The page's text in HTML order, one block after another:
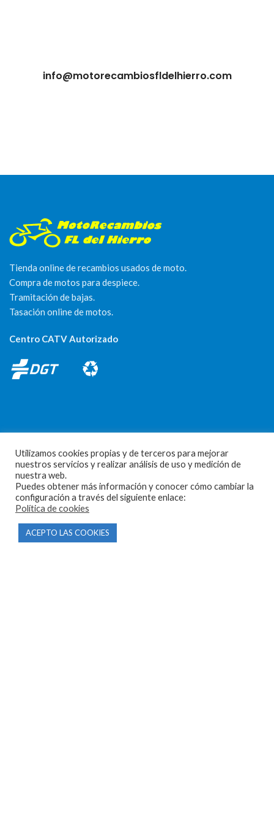
info@motorecambiosfldelhierro.com
Tienda online de recambios usados de moto.
Compra de motos para despiece.
Tramitación de bajas.
Tasación online de motos.
Centro CATV Autorizado
CONTACTO
Parque Empresarial Las Condas , Nave 1
05440 Piedralaves-Ávila
info@motorecambiosfldelhierro.com
Utilizamos cookies propias y de terceros para mejorar
nuestros servicios y realizar análisis de uso y medición de
nuestra web.
Puedes obtener más información y conocer cómo cambiar la
configuración a través del siguiente enlace:
Política de cookies
ACEPTO LAS COOKIES